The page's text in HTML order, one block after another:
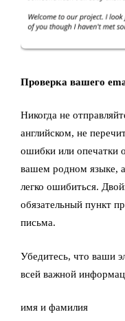
Проверка вашего
Никогда не
английском, не
ошибки или опечатки
вашем родном языке,
легко ошибиться.
обязательный пункт
письма.
Убедитесь, что ваши
всей важной
имя и фамилия